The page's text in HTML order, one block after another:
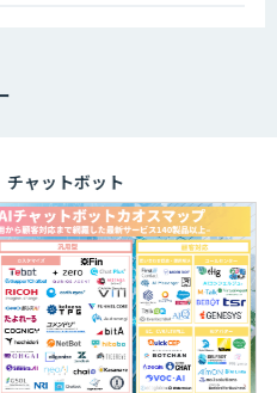
デジタルツイン領域のAI開発
走支援・内製化支援
AI技術実装アドバイザリー」
ャットボット